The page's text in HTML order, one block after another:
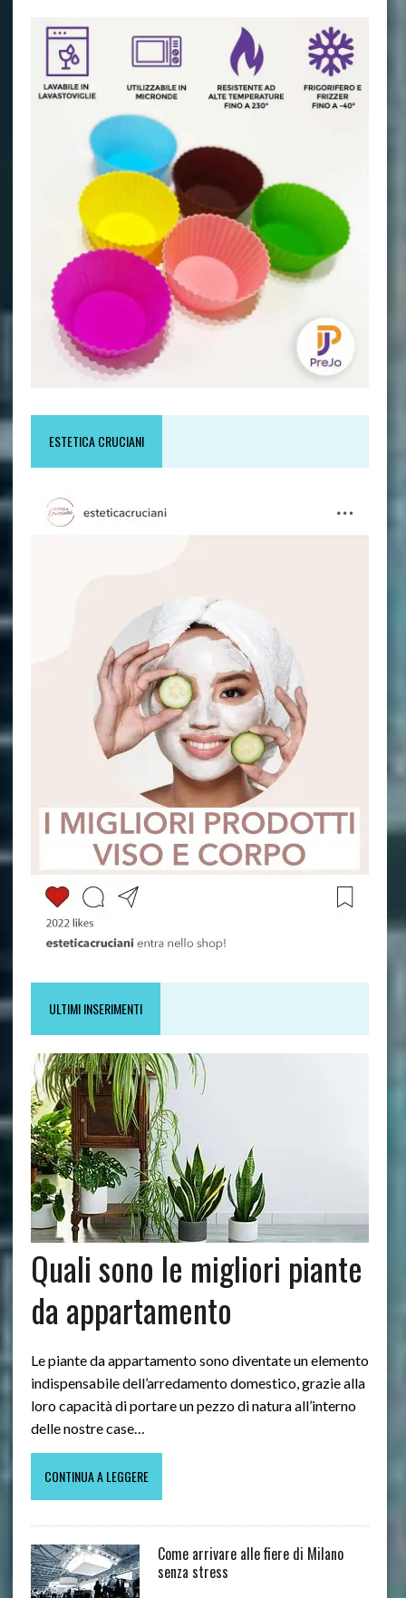
ESTETICA CRUCIANI
ULTIMI INSERIMENTI
Quali sono le migliori piante
da appartamento
Le piante da appartamento sono diventate un elemento
indispensabile dell’arredamento domestico, grazie alla
loro capacità di portare un pezzo di natura all’interno
delle nostre case…
CONTINUA A LEGGERE
Come arrivare alle fiere di Milano
senza stress